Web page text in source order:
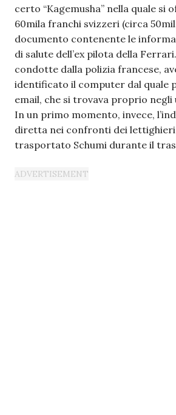
certo “Kagemusha” nella quale si
60mila franchi svizzeri (circa
documento contenente le
di salute dell’ex pilota della
condotte dalla polizia francese,
identificato il computer dal quale
email, che si trovava proprio negli
In un primo momento, invece,
diretta nei confronti dei lettighieri
trasportato Schumi durante il